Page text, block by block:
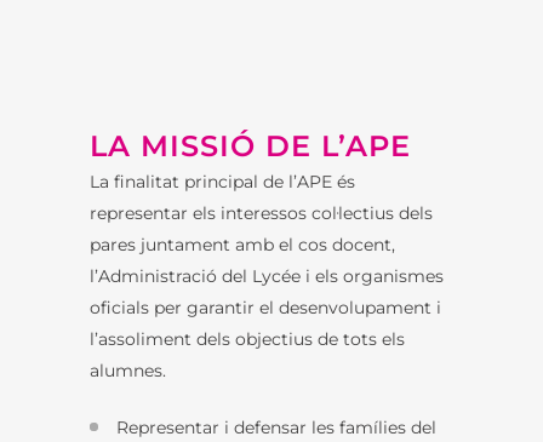
LA MISSIÓ DE L’APE
La finalitat principal de l’APE és
representar els interessos col·lectius dels
pares juntament amb el cos docent,
l’Administració del Lycée i els organismes
oficials per garantir el desenvolupament i
l’assoliment dels objectius de tots els
alumnes.
Representar i defensar les famílies del